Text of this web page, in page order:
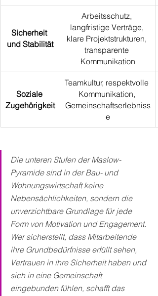
Sicherheit
und Stabilität
Arbeitsschutz,
langfristige Verträge,
klare Projektstrukturen,
transparente
Kommunikation
Soziale
Zugehörigkeit
Teamkultur, respektvolle
Kommunikation,
Gemeinschaftserlebniss
e
Die unteren Stufen der Maslow-
Pyramide sind in der Bau- und
Wohnungswirtschaft keine
Nebensächlichkeiten, sondern die
unverzichtbare Grundlage für jede
Form von Motivation und Engagement.
Wer sicherstellt, dass Mitarbeitende
ihre Grundbedürfnisse erfüllt sehen,
Vertrauen in ihre Sicherheit haben und
sich in eine Gemeinschaft
eingebunden fühlen, schafft das